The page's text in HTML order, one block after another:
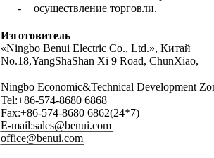
-
осуществление торговли.
Изготовитель
«Ningbo Benui Electric Co., Ltd.», Китай
No.18,YangShaShan Xi 9 Road, ChunXiao,
Ningbo Economic&Technical Development
Tel:+86-574-8680 6868
Fax:+86-574-8680 6862(24*7)
E-mail:sales@benui.com
office@benui.com